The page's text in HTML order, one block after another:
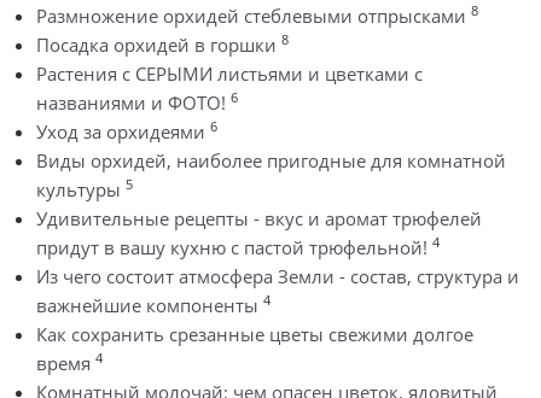
Размножение орхидей стеблевыми отпрысками 8
Посадка орхидей в горшки 8
Растения с СЕРЫМИ листьями и цветками с
названиями и ФОТО! 6
Уход за орхидеями 6
Виды орхидей, наиболее пригодные для комнатной
культуры 5
Удивительные рецепты - вкус и аромат трюфелей
придут в вашу кухню с пастой трюфельной! 4
Из чего состоит атмосфера Земли - состав, структура и
важнейшие компоненты 4
Как сохранить срезанные цветы свежими долгое
время 4
Комнатный молочай: чем опасен цветок, ядовитый